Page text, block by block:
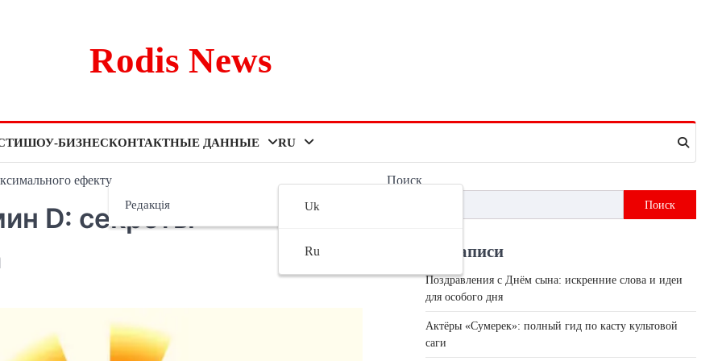
Rodis News
ШОУ-БИЗНЕСКОНТАКТНЫЕ ДАННЫЕ
Редакція
RU
Uk
Ru
ефекту
D: секреты
Поиск
Поиск
Недавні записи
Поздравления с Днём сына: искренние слова и идеи
для особого дня
Актёры «Сумерек»: полный гид по касту культовой
саги